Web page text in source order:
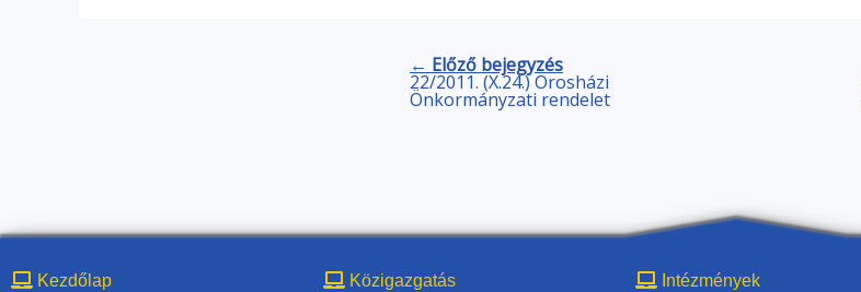
← Előző bejegyzés
22/2011. (X.24.) Orosházi
Önkormányzati rendelet
Kezdőlap Közigazgatás Intézmények